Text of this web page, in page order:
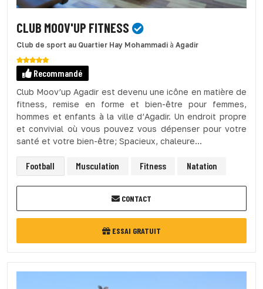
CLUB MOOV'UP FITNESS
Club de sport au Quartier Hay Mohammadi à Agadir
Recommandé
Club Moov’up Agadir est devenu une icône en matière de
fitness, remise en forme et bien-être pour femmes,
hommes et enfants à la ville d’Agadir. Un endroit propre
et convivial où vous pouvez vous dépenser pour votre
santé et votre bien-être; Spacieux, chaleure...
Football Musculation Fitness Natation
CONTACT
ESSAI GRATUIT